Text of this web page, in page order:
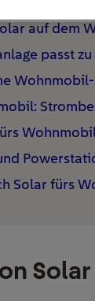
auf dem
passt
Solar fürs